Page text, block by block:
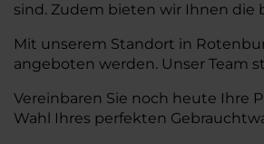
sind. Zudem bieten wir Ihnen die
Mit unserem Standort in
angeboten werden. Unser Team
Vereinbaren Sie noch heute Ihre
Wahl Ihres perfekten